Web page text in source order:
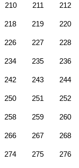
210 211 212
218 219 220
226 227 228
234 235 236
242 243 244
250 251 252
258 259 260
266 267 268
274 275 276